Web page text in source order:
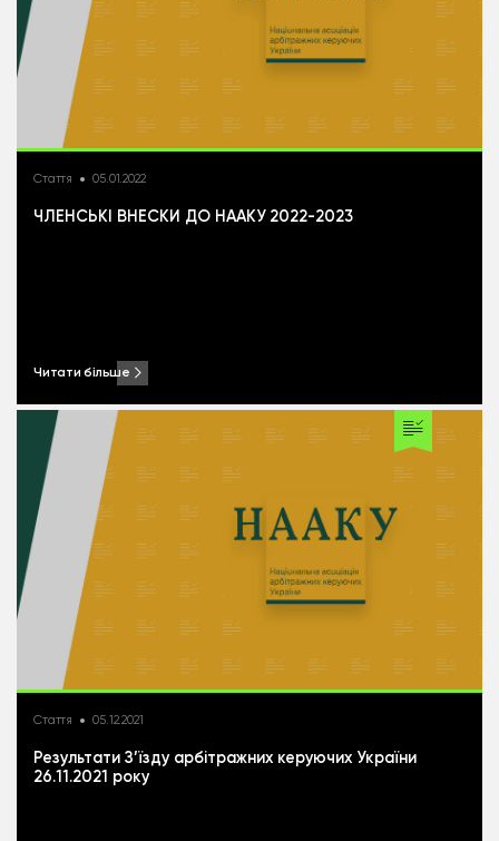
Стаття 05.01.2022
ЧЛЕНСЬКІ ВНЕСКИ ДО НААКУ 2022-2023
Читати більше
Стаття 05.12.2021
Результати З’їзду арбітражних керуючих України
26.11.2021 року